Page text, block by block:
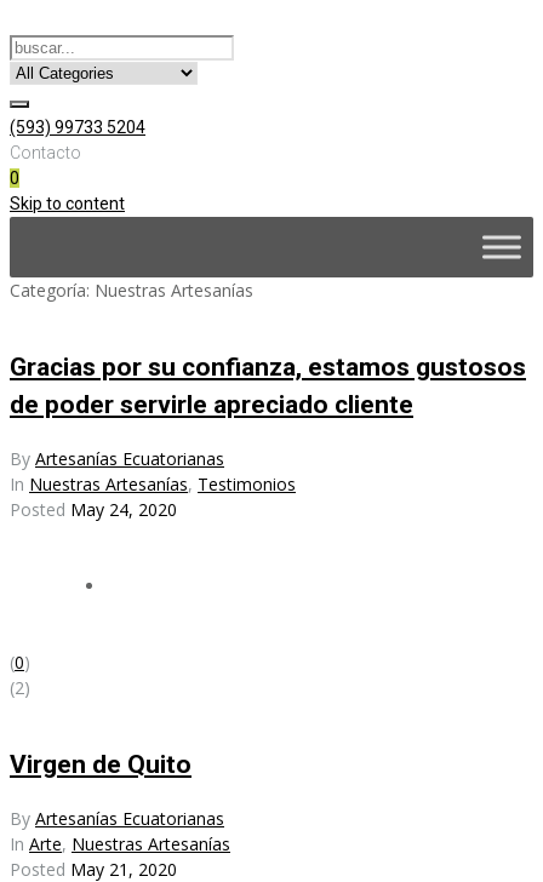
(593) 99733 5204
Contacto
0
Skip to content
Categoría: Nuestras Artesanías
Gracias por su confianza, estamos gustosos
de poder servirle apreciado cliente
By Artesanías Ecuatorianas
In Nuestras Artesanías, Testimonios
Posted May 24, 2020
(0)
(2)
Virgen de Quito
By Artesanías Ecuatorianas
In Arte, Nuestras Artesanías
Posted May 21, 2020